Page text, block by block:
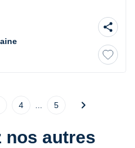
share
4 5 chevron_right
nos autres